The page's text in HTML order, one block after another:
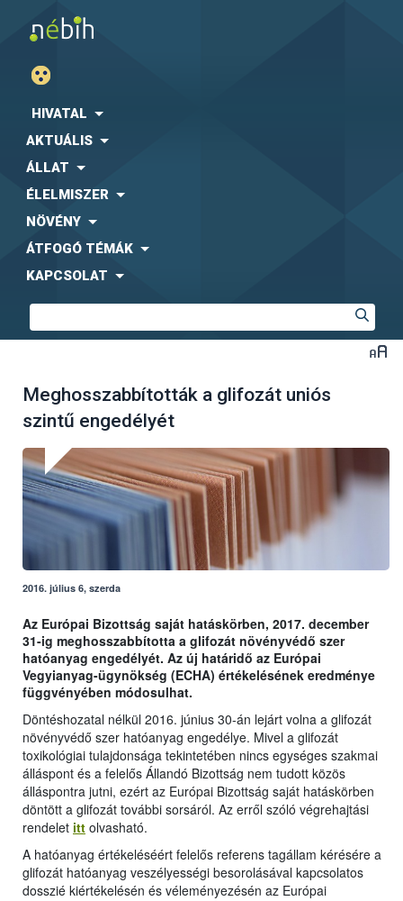
HIVATAL
AKTUÁLIS
ÁLLAT
ÉLELMISZER
NÖVÉNY
ÁTFOGÓ TÉMÁK
KAPCSOLAT
Meghosszabbították a glifozát uniós
szintű engedélyét
2016. július 6, szerda
Az Európai Bizottság saját hatáskörben, 2017. december
31-ig meghosszabbította a glifozát növényvédő szer
hatóanyag engedélyét. Az új határidő az Európai
Vegyianyag-ügynökség (ECHA) értékelésének eredménye
függvényében módosulhat.
Döntéshozatal nélkül 2016. június 30-án lejárt volna a glifozát
növényvédő szer hatóanyag engedélye. Mivel a glifozát
toxikológiai tulajdonsága tekintetében nincs egységes szakmai
álláspont és a felelős Állandó Bizottság nem tudott közös
álláspontra jutni, ezért az Európai Bizottság saját hatáskörben
döntött a glifozát további sorsáról. Az erről szóló végrehajtási
rendelet itt olvasható.
A hatóanyag értékeléséért felelős referens tagállam kérésére a
glifozát hatóanyag veszélyességi besorolásával kapcsolatos
dosszié kiértékelésén és véleményezésén az Európai